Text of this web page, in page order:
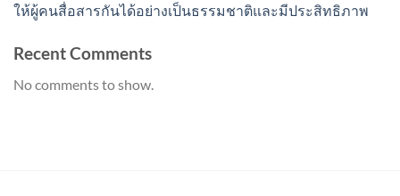
ให้ผู้คนสื่อสารกันได้อย่างเป็นธรรมชาติและมีประสิทธิภาพ
Recent Comments
No comments to show.